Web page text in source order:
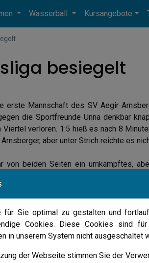
Wasserball Kursangebote
besiegelt
erste Mannschaft des SV Aegir
die Sportfreunde Unna denkbar
Viertel verloren. 1:5 hieß es nach 8
aber unter Strich reichte es
von beiden Seiten ein umkämpftes,
insgesamt 18 - größtenteils
Thomas Leutner schon nach 20
auf einen Spieler verzichten.
ist bei 3 verbleibenden
Gleichwohl kann die Saison
im letzten Jahr. Und ein Blick auf
waren die Überraschungssiege
Jahr.
für Sie optimal zu gestalten und
Cookies. Diese Cookies sind
in unserem System nicht ausgeschaltet
der Webseite stimmen Sie der